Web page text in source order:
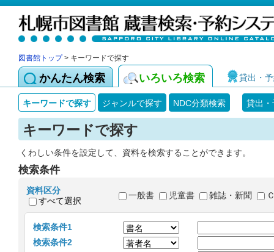
図書館トップ> キーワードで探す
かんたん検索 いろいろ検索 貸出・
キーワードで探す ジャンルで探す NDC分類検索 貸出
キーワードで探す
くわしい条件を設定して、資料を検索することができます。
検索条件
資料区分
すべて選択
一般書 児童書 雑誌・新聞
検索条件1
検索条件2